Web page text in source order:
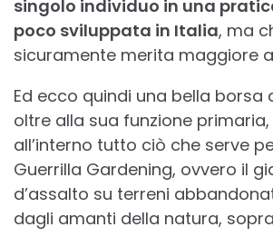
singolo individuo in una
poco sviluppata in Italia, ma
sicuramente merita maggiore
Ed ecco quindi una bella borsa
oltre alla sua funzione
all’interno tutto ciò che serve
Guerrilla Gardening, ovvero il
d’assalto su terreni
dagli amanti della natura,